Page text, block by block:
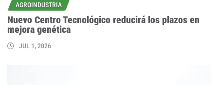
AGROINDUSTRIA
Nuevo Centro Tecnológico reducirá los plazos en
mejora genética
JUL 1, 2026